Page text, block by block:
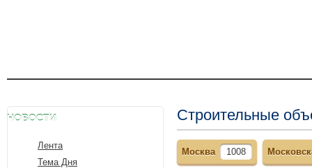
НОВОСТИ
Лента
Тема Дня
Строительные
Москва 1008